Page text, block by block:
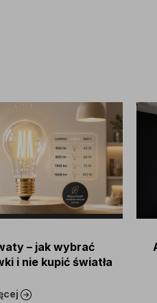
– jak wybrać
i nie kupić światła